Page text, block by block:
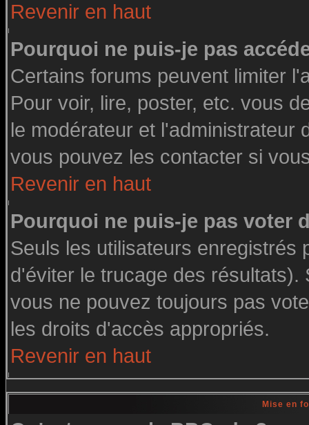
Revenir en haut
Pourquoi ne puis-je pas
Certains forums peuvent limiter
Pour voir, lire, poster, etc. vous
le modérateur et l'administrateur
vous pouvez les contacter si
Revenir en haut
Pourquoi ne puis-je pas voter
Seuls les utilisateurs enregistrés
d'éviter le trucage des
vous ne pouvez toujours pas
les droits d'accès appropriés.
Revenir en haut
Mise en